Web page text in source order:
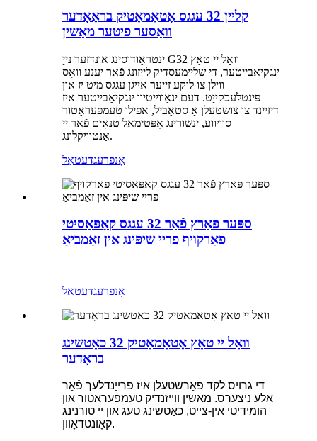
קליין 32 עגגס אָטאַמאַטיק בראָאָדער
וואַסער פיטער מאַשין
ינטראָודוסינג אונדזער נייַ G32 וואַל יי טאַץ
ינגקיאַבייטער, די שליימעסדיק לייזונג פֿאַר יענע וואָס
ווילן צו לוקע זייער אייגן עגגס מיט יז און
פּינטלעכקייַט. דעם ינאַווייטיוו ינגקיאַבייטער איז
דיזיינד צו צושטעלן אַ סטאַביל, אפילו טעמפּעראַטור
סוויווע, ינשורינג אָפּטימאַל טנאָים פֿאַר יי
אַנטוויקלונג.
אָנפרעגדעטאַל
ספּער פּאַרץ פֿאַר 32 עגגס קאַפּאַסיטי
פאַרקויף פריי שיפּינג אין זאַמביאַ
אָנפרעגדעטאַל
וואַל יי טאַץ אָטאַמאַטיק 32 כאַטשינג
בראָדער
די גרויס לקד פאַרשטעלן איז פרייַנדלעך פֿאַר
אַלע ניצערס. מאַשין ווייַזנדיק טעמפּעראַטור און
הומידיטי אין-צייט, כאַטשינג טעג און יי טורנינג
קאָונטדאָוון.